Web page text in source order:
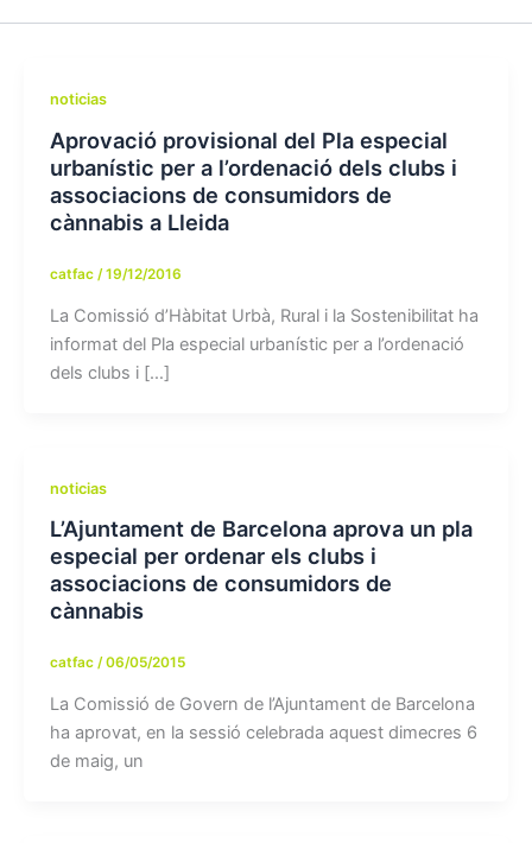
noticias
Aprovació provisional del Pla especial
urbanístic per a l’ordenació dels clubs i
associacions de consumidors de
cànnabis a Lleida
catfac /19/12/2016
La Comissió d’Hàbitat Urbà, Rural i la Sostenibilitat ha
informat del Pla especial urbanístic per a l’ordenació
dels clubs i […]
noticias
L’Ajuntament de Barcelona aprova un pla
especial per ordenar els clubs i
associacions de consumidors de
cànnabis
catfac /06/05/2015
La Comissió de Govern de l’Ajuntament de Barcelona
ha aprovat, en la sessió celebrada aquest dimecres 6
de maig, un